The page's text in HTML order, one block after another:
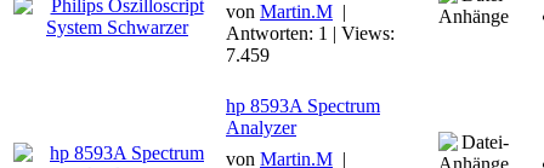
von Martin.M |
Antworten: 1 | Views:
7.459
hp 8593A Spectrum
Analyzer
von Martin.M |